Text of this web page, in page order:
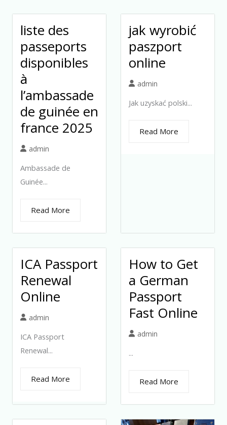
liste des
passeports
disponibles
à
l’ambassade
de guinée en
france 2025
admin
Ambassade de
Guinée...
Read More
jak wyrobić
paszport
online
admin
Jak uzyskać polski...
Read More
ICA Passport
Renewal
Online
admin
ICA Passport
Renewal...
Read More
How to Get
a German
Passport
Fast Online
admin
...
Read More